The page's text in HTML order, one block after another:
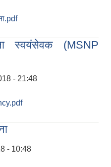
स्वयंसेवक (MSNP
- 21:48
- 10:48